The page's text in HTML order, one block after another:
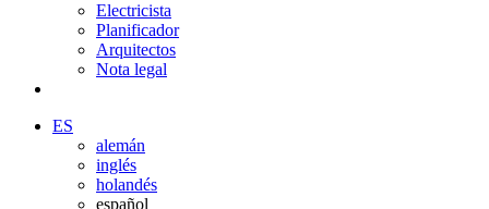
Electricista
Planificador
Arquitectos
Nota legal
ES
alemán
inglés
holandés
español